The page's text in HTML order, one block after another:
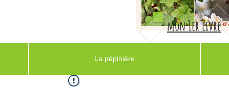
mon 1er livre
La pépinière